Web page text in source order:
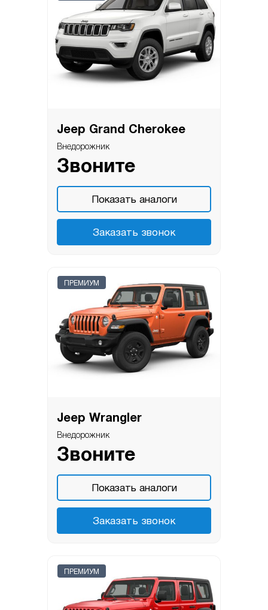
Jeep Grand Cherokee
Внедорожник
Звоните
Показать аналоги
Заказать звонок
ПРЕМИУМ
Jeep Wrangler
Внедорожник
Звоните
Показать аналоги
Заказать звонок
ПРЕМИУМ